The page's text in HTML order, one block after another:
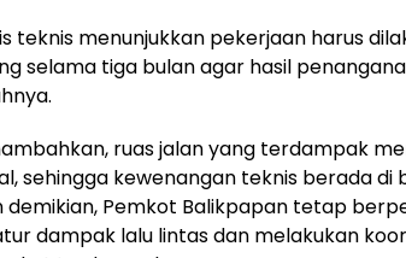
teknis menunjukkan pekerjaan harus
selama tiga bulan agar hasil
ruas jalan yang terdampak
sehingga kewenangan teknis berada di
demikian, Pemkot Balikpapan tetap
dampak lalu lintas dan melakukan